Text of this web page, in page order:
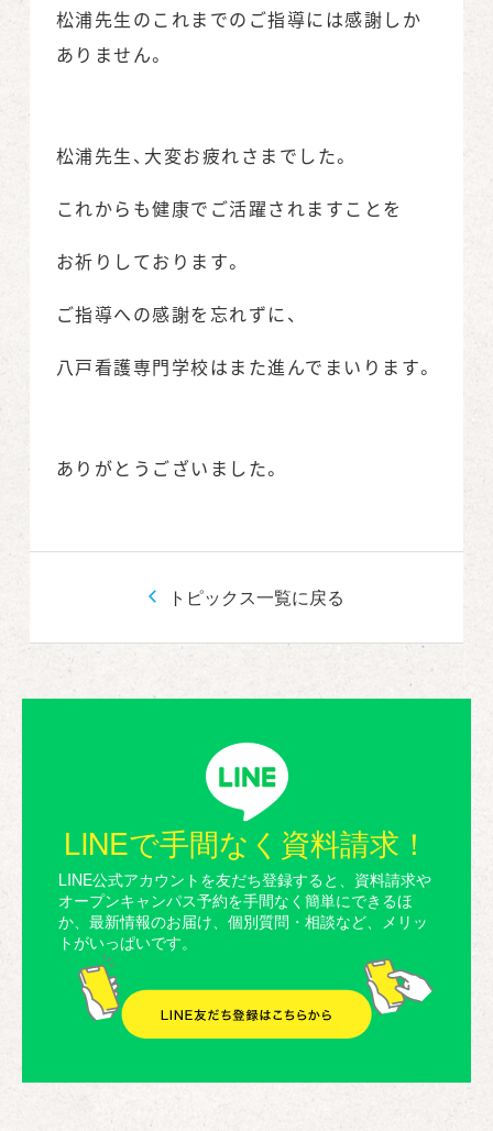
松浦先生のこれまでのご指導には感謝しか
ありません。
松浦先生、大変お疲れさまでした。
これからも健康でご活躍されますことを
お祈りしております。
ご指導への感謝を忘れずに、
八戸看護専門学校はまた進んでまいります。
ありがとうございました。
トピックス一覧に戻る
LINEで手間なく資料請求！
LINE公式アカウントを友だち登録すると、資料請求や
オープンキャンパス予約を手間なく簡単にできるほ
か、最新情報のお届け、個別質問・相談など、メリッ
トがいっぱいです。